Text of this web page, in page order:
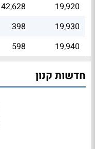
19,920
42,628
19,930
398
19,940
598
חדשות קנון